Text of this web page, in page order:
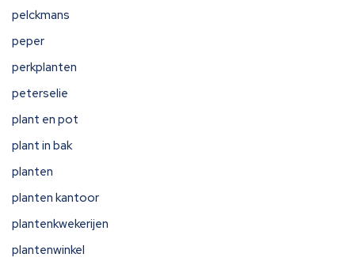
pelckmans
peper
perkplanten
peterselie
plant en pot
plant in bak
planten
planten kantoor
plantenkwekerijen
plantenwinkel